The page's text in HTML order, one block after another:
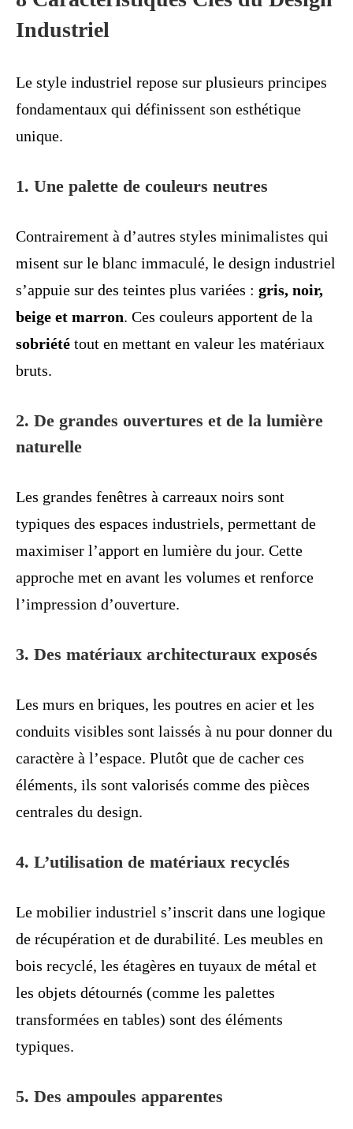
Industriel
Le style industriel repose sur plusieurs principes
fondamentaux qui définissent son esthétique
unique.
1. Une palette de couleurs neutres
Contrairement à d’autres styles minimalistes qui
misent sur le blanc immaculé, le design industriel
s’appuie sur des teintes plus variées : gris, noir,
beige et marron. Ces couleurs apportent de la
sobriété tout en mettant en valeur les matériaux
bruts.
2. De grandes ouvertures et de la lumière
naturelle
Les grandes fenêtres à carreaux noirs sont
typiques des espaces industriels, permettant de
maximiser l’apport en lumière du jour. Cette
approche met en avant les volumes et renforce
l’impression d’ouverture.
3. Des matériaux architecturaux exposés
Les murs en briques, les poutres en acier et les
conduits visibles sont laissés à nu pour donner du
caractère à l’espace. Plutôt que de cacher ces
éléments, ils sont valorisés comme des pièces
centrales du design.
4. L’utilisation de matériaux recyclés
Le mobilier industriel s’inscrit dans une logique
de récupération et de durabilité. Les meubles en
bois recyclé, les étagères en tuyaux de métal et
les objets détournés (comme les palettes
transformées en tables) sont des éléments
typiques.
5. Des ampoules apparentes